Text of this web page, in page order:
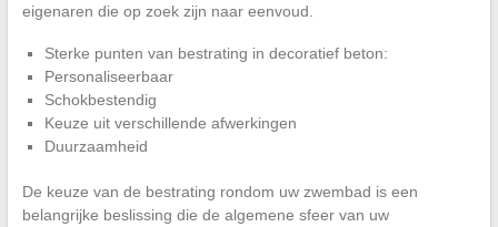
eigenaren die op zoek zijn naar eenvoud.
Sterke punten van bestrating in decoratief beton:
Personaliseerbaar
Schokbestendig
Keuze uit verschillende afwerkingen
Duurzaamheid
De keuze van de bestrating rondom uw zwembad is een
belangrijke beslissing die de algemene sfeer van uw